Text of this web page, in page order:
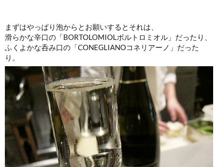
まずはやっぱり泡からとお願いするとそれは、
滑らかな辛口の「BORTOLOMIOLボルトロミオル」だったり、
ふくよかな呑み口の「CONEGLIANOコネリアーノ」だった
り。